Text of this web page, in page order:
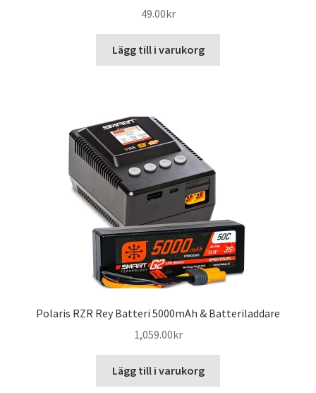
49.00kr
Lägg till i varukorg
Polaris RZR Rey Batteri 5000mAh & Batteriladdare
1,059.00kr
Lägg till i varukorg